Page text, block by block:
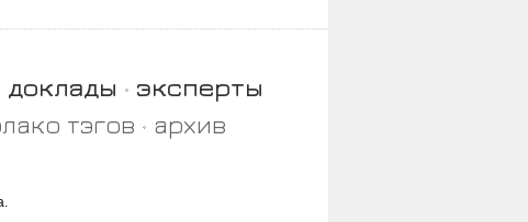
доклады
эксперты
тэгов архив